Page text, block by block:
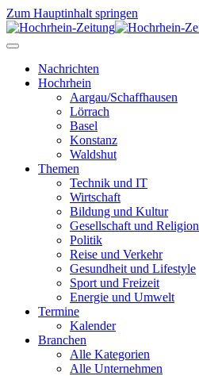
Zum Hauptinhalt springen
Nachrichten
Hochrhein
Aargau/Schaffhausen
Lörrach
Basel
Konstanz
Waldshut
Themen
Technik und IT
Wirtschaft
Bildung und Kultur
Gesellschaft und Religion
Politik
Reise und Verkehr
Gesundheit und Lifestyle
Sport und Freizeit
Energie und Umwelt
Termine
Kalender
Branchen
Alle Kategorien
Alle Unternehmen